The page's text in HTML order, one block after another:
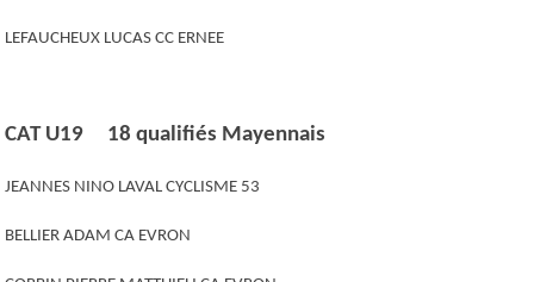
LEFAUCHEUX LUCAS CC ERNEE
CAT U19 18 qualifiés Mayennais
JEANNES NINO LAVAL CYCLISME 53
BELLIER ADAM CA EVRON